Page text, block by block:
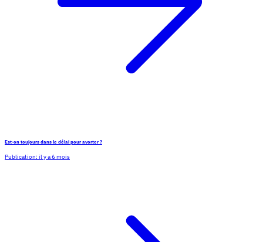
Est-on toujours dans le délai pour avorter ?
Publication: il y a 6 mois